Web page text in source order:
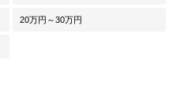
20万円～30万円